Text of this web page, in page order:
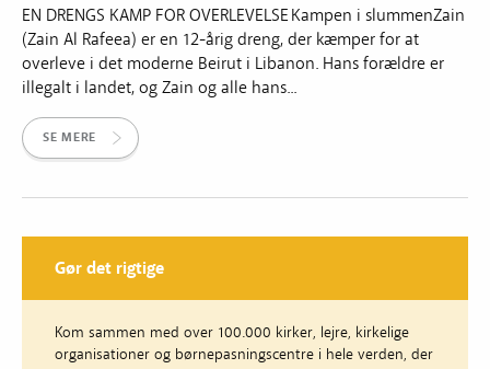
EN DRENGS KAMP FOR OVERLEVELSE Kampen i slummenZain
(Zain Al Rafeea) er en 12-årig dreng, der kæmper for at
overleve i det moderne Beirut i Libanon. Hans forældre er
illegalt i landet, og Zain og alle hans...
SE MERE
Gør det rigtige
Kom sammen med over 100.000 kirker, lejre, kirkelige
organisationer og børnepasningscentre i hele verden, der